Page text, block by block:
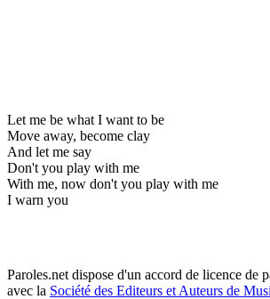
Let me be what I want to be
Move away, become clay
And let me say
Don't you play with me
With me, now don't you play with me
I warn you
Paroles.net dispose d'un accord de licence de
avec la Société des Editeurs et Auteurs de